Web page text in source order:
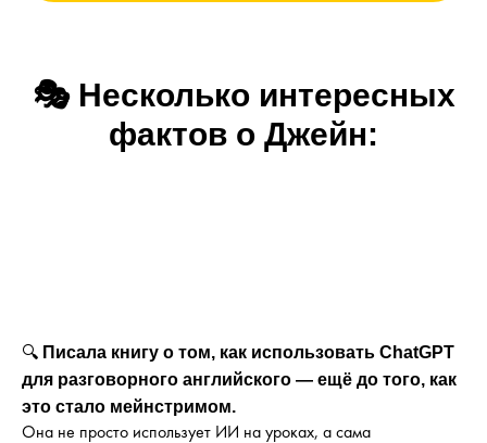
🎭 Несколько интересных
фактов о Джейн:
🔍 Писала книгу о том, как использовать ChatGPT
для разговорного английского — ещё до того, как
это стало мейнстримом.
Она не просто использует ИИ на уроках, а сама